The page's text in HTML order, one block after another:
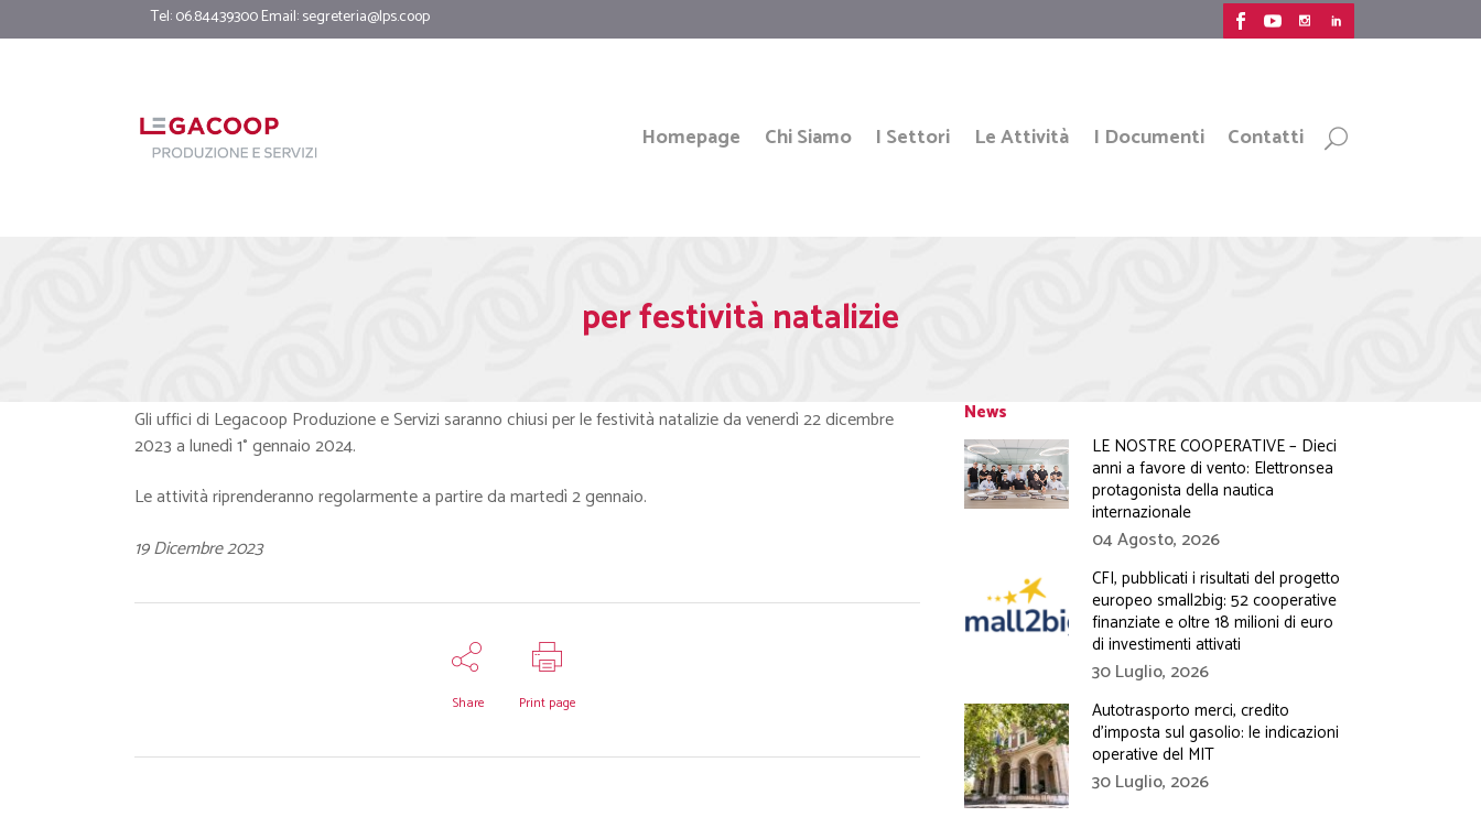
Tel: 06.84439300 Email:segreteria@lps.coop
Homepage Chi Siamo I Settori Le Attività I Documenti Contatti
per festività natalizie
Gli uffici di Legacoop Produzione e Servizi saranno chiusi per le festività natalizie da venerdì 22 dicembre
2023 a lunedì 1° gennaio 2024.
Le attività riprenderanno regolarmente a partire da martedì 2 gennaio.
19 Dicembre 2023
Share Print page
News
LE NOSTRE COOPERATIVE – Dieci
anni a favore di vento: Elettronsea
protagonista della nautica
internazionale
04 Agosto, 2026
CFI, pubblicati i risultati del progetto
europeo small2big: 52 cooperative
finanziate e oltre 18 milioni di euro
di investimenti attivati
30 Luglio, 2026
Autotrasporto merci, credito
d’imposta sul gasolio: le indicazioni
operative del MIT
30 Luglio, 2026